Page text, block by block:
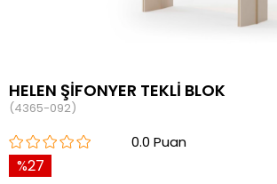
HELEN ŞİFONYER TEKLİ BLOK
(4365-092)
0.0
27